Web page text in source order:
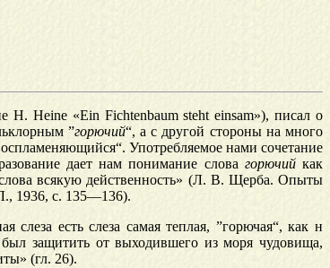
Heine «Ein Fichtenbaum steht einsam»), писал о
”горючий“, а с другой стороны на много
Употребляемое нами сочетание
дает нам понимание слова горючийкак
всякую действенность» (Л. В. Щерба. Опыты
1936, с. 135—136).
есть слеза самая теплая, ”горючая“, как н
защитить от выходившего из моря чудовища,
(гл. 26).